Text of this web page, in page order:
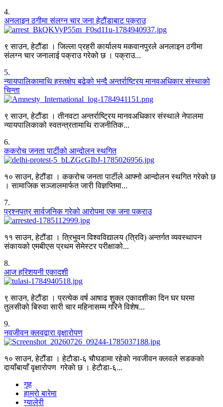
4.
अनलाइन ठगीमा संलग्न चार जना हेटौंडाबाट पक्राउ
९ साउन, हेटौंडा । जिल्ला प्रहरी कार्यालय मकवानपुरले अनलाइन ठगीमा
संलग्न चार जनालाई पक्राउ गरेको छ । पक्राउ...
5.
न्यायपालिकामाथि हस्तक्षेप बढेको भन्दै अन्तर्राष्ट्रिय मानवअधिकार संस्थाको
चिन्ता
९ साउन, हेटौंडा । तीनवटा अन्तर्राष्ट्रिय मानवअधिकार संस्थाले नेपालमा
न्यायपालिकाको स्वतन्त्रतामाथि राजनीतिक...
6.
ककरोच जनता पार्टीको आन्दोलन स्थगित
१० साउन, हेटौंडा । ककरोच जनता पार्टीले आफ्नो आन्दोलन स्थगित गरेको छ
। सामाजिक सञ्जालमार्फत जारी विज्ञप्तिमा...
7.
प्रश्नपत्र सार्वजनिक गरेको आरोपमा एक जना पक्राउ
११ साउन, हेटौंडा । त्रिभुवन विश्वविद्यालय (त्रिवि) अन्तर्गत व्यवस्थापन
संकायको एमबीएस प्रथम सेमेस्टर परीक्षाको...
8.
आज हरिशयनी एकादशी
९ साउन, हेटौंडा । प्रत्येक वर्ष आषाढ शुक्ल एकादशीका दिन घर घरमा
तुलसीको बिरुवा सारी चार महिनासम्म गरिने विशेष...
9.
नवजीवन क्लवद्वारा वृक्षारोपण
१० साउन, हेटौंडा । हेटाैडा-६ चाैघडामा रहेकाे नवजीवन क्लवले सडककाे
दायाँबायाँ वृक्षारोपण गरेकाे छ । हेटाैडा-६...
गृह
हाम्रो बारेमा
ग्यालेरी